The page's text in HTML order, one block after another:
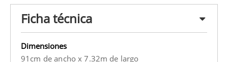
Ficha técnica
Dimensiones
91cm de ancho x 7.32m de largo